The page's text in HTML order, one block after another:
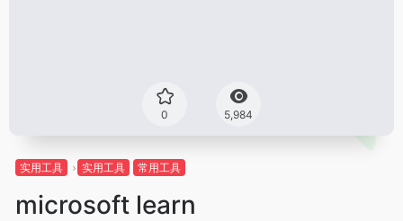
0 5,984
实用工具 实用工具 常用工具
microsoft learn